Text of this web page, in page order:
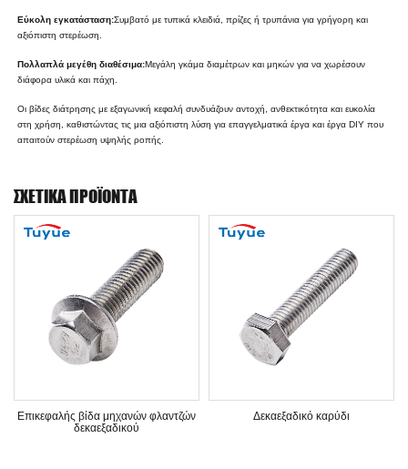
Εύκολη εγκατάσταση:Συμβατό με τυπικά κλειδιά, πρίζες ή τρυπάνια για γρήγορη και
αξιόπιστη στερέωση.
Πολλαπλά μεγέθη διαθέσιμα:Μεγάλη γκάμα διαμέτρων και μηκών για να χωρέσουν
διάφορα υλικά και πάχη.
Οι βίδες διάτρησης με εξαγωνική κεφαλή συνδυάζουν αντοχή, ανθεκτικότητα και ευκολία
στη χρήση, καθιστώντας τις μια αξιόπιστη λύση για επαγγελματικά έργα και έργα DIY που
απαιτούν στερέωση υψηλής ροπής.
ΣΧΕΤΙΚΆ ΠΡΟΪΌΝΤΑ
Επικεφαλής βίδα μηχανών φλαντζών
δεκαεξαδικού
Δεκαεξαδικό καρύδι